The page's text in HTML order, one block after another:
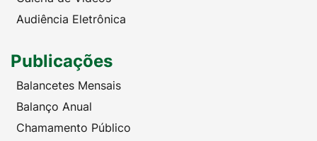
Audiência Eletrônica
Publicações
Balancetes Mensais
Balanço Anual
Chamamento Público